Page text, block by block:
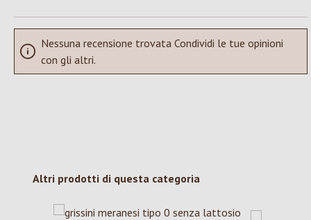
Nessuna recensione trovata Condividi le tue opinioni
con gli altri.
Salta la galleria dei prodotti
Altri prodotti di questa categoria